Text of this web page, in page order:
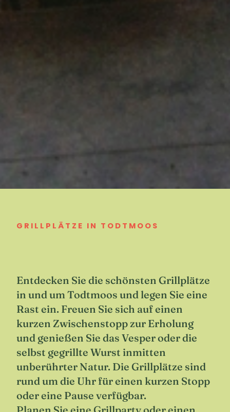
GRILLPLÄTZE IN TODTMOOS
Entdecken Sie die schönsten Grillplätze
in und um Todtmoos und legen Sie eine
Rast ein. Freuen Sie sich auf einen
kurzen Zwischenstopp zur Erholung
und genießen Sie das Vesper oder die
selbst gegrillte Wurst inmitten
unberührter Natur. Die Grillplätze sind
rund um die Uhr für einen kurzen Stopp
oder eine Pause verfügbar.